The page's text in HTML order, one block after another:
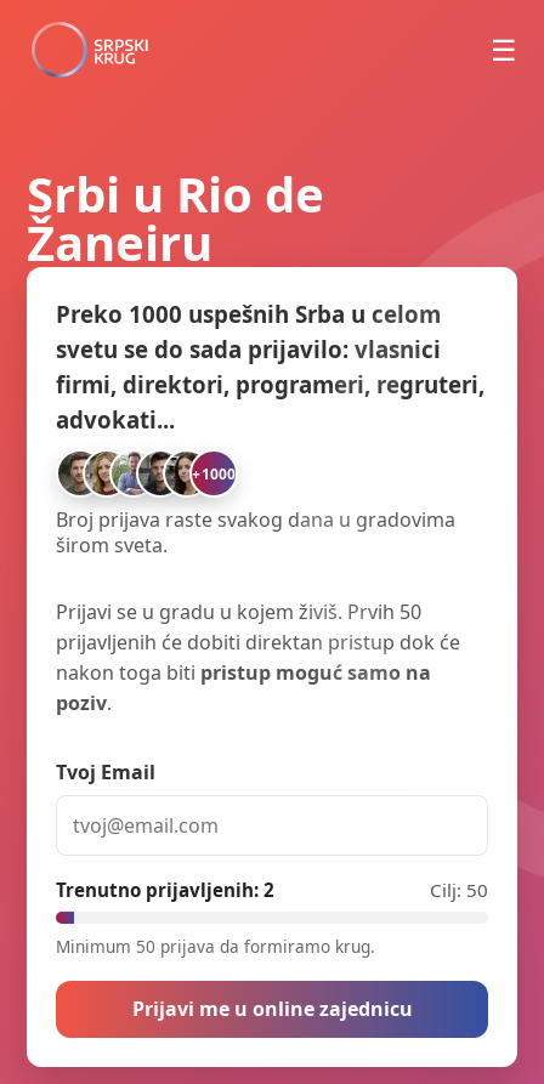
☰
Srbi u Rio de
Žaneiru
Preko 1000 uspešnih Srba u celom
svetu se do sada prijavilo: vlasnici
firmi, direktori, programeri, regruteri,
advokati...
+1000
Broj prijava raste svakog dana u gradovima
širom sveta.
Prijavi se u gradu u kojem živiš. Prvih 50
prijavljenih će dobiti direktan pristup dok će
nakon toga biti pristup moguć samo na
poziv.
Tvoj Email
Trenutno prijavljenih:2 Cilj: 50
Minimum 50 prijava da formiramo krug.
Prijavi me u online zajednicu